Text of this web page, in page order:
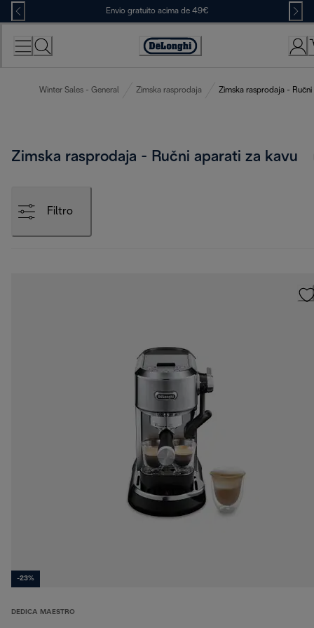
Skip
to
Content
Envio gratuito acima de 49€
Accessibility
Winter Sales - General Zimska rasprodaja Zimska rasprodaja -
Zimska rasprodaja - Ručni aparati za kavu
Filtro
-23%
DEDICA MAESTRO